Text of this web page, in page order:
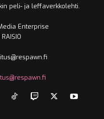
peli- ja leffaverkkolehti.
Enterprise